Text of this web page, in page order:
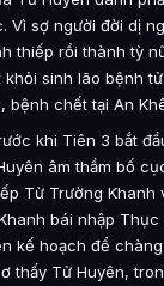
Vì sợ người đời dị
thiếp rồi thành tỳ
sinh lão bệnh
bệnh chết tại An
khi Tiên 3 bắt
âm thầm bố
Từ Trường Khanh
bái nhập Thục
kế hoạch để
thấy Tử Huyên,